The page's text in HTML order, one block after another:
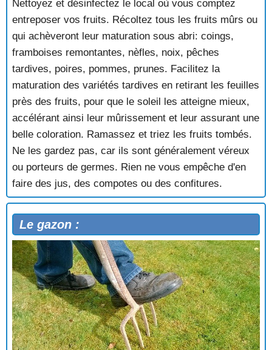
Nettoyez et désinfectez le local où vous comptez
entreposer vos fruits. Récoltez tous les fruits mûrs ou
qui achèveront leur maturation sous abri: coings,
framboises remontantes, nèfles, noix, pêches
tardives, poires, pommes, prunes. Facilitez la
maturation des variétés tardives en retirant les feuilles
près des fruits, pour que le soleil les atteigne mieux,
accélérant ainsi leur mûrissement et leur assurant une
belle coloration. Ramassez et triez les fruits tombés.
Ne les gardez pas, car ils sont généralement véreux
ou porteurs de germes. Rien ne vous empêche d'en
faire des jus, des compotes ou des confitures.
Le gazon :